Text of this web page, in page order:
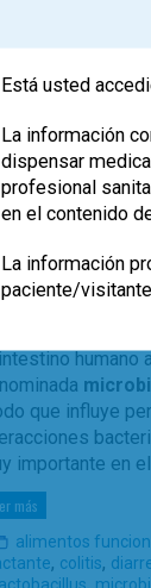
empleo de los
de producto
humano
que influye
importante en
más
alimentos
, colitis,
Está usted
La información
dispensar
profesional
en el contenido
La información
paciente/